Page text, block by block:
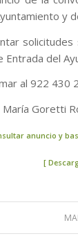
y
Entrada del
al 922 430
Goretti
anuncio y
[